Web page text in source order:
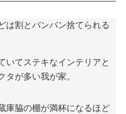
は割とバンバン捨てられる
いてステキなインテリアと
タが多い我が家。
庫脇の棚が満杯になるほど